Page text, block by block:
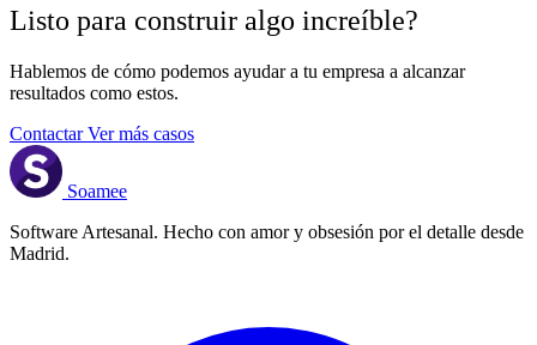
Listo para construir algo increíble?
Hablemos de cómo podemos ayudar a tu empresa a alcanzar
resultados como estos.
ContactarVer más casos
Soamee
Software Artesanal. Hecho con amor y obsesión por el detalle desde
Madrid.